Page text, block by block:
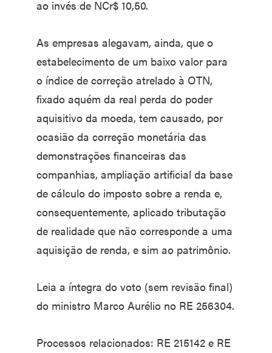
ao invés de NCr$ 10,50.
As empresas alegavam, ainda, que o
estabelecimento de um baixo valor para
o índice de correção atrelado à OTN,
fixado aquém da real perda do poder
aquisitivo da moeda, tem causado, por
ocasião da correção monetária das
demonstrações financeiras das
companhias, ampliação artificial da base
de cálculo do imposto sobre a renda e,
consequentemente, aplicado tributação
de realidade que não corresponde a uma
aquisição de renda, e sim ao patrimônio.
Leia a íntegra do voto (sem revisão final)
do ministro Marco Aurélio no RE 256304.
Processos relacionados: RE 215142 e RE